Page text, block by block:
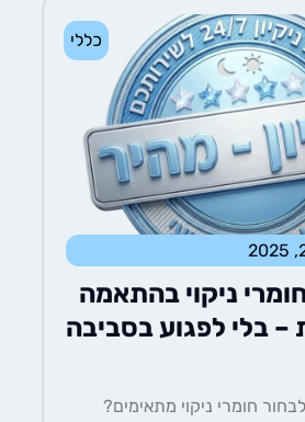
כללי
ניקוי בהתאמה
לפגוע בסביבה
ניקוי מתאימים?